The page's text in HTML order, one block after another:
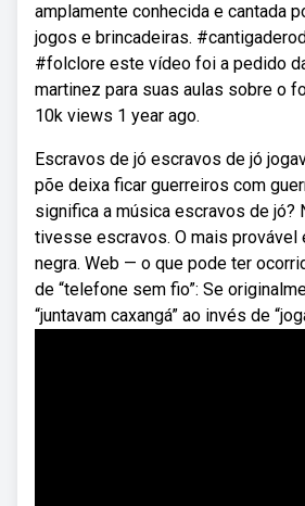
amplamente conhecida e cantada
jogos e brincadeiras.
#folclore este vídeo foi a pedido
martinez para suas aulas sobre o
10k views 1 year ago.
Escravos de jó escravos de jó
põe deixa ficar guerreiros com
significa a música escravos de jó?
tivesse escravos. O mais provável
negra. Web — o que pode ter
de “telefone sem fio”: Se
“juntavam caxangá” ao invés de